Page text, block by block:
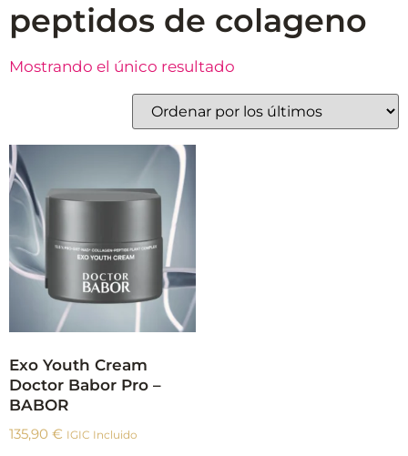
peptidos de colageno
Mostrando el único resultado
Exo Youth Cream
Doctor Babor Pro –
BABOR
135,90 € IGIC Incluido